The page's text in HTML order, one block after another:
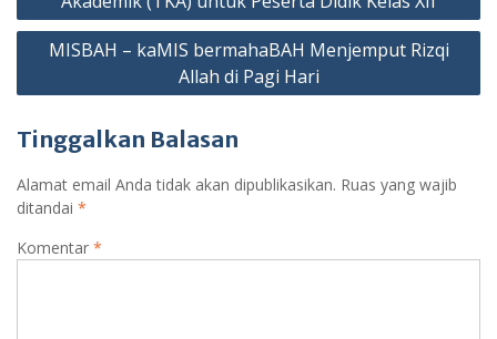
MISBAH – kaMIS bermahaBAH Menjemput Rizqi
Allah di Pagi Hari
Tinggalkan Balasan
Alamat email Anda tidak akan dipublikasikan. Ruas yang wajib
ditandai *
Komentar *